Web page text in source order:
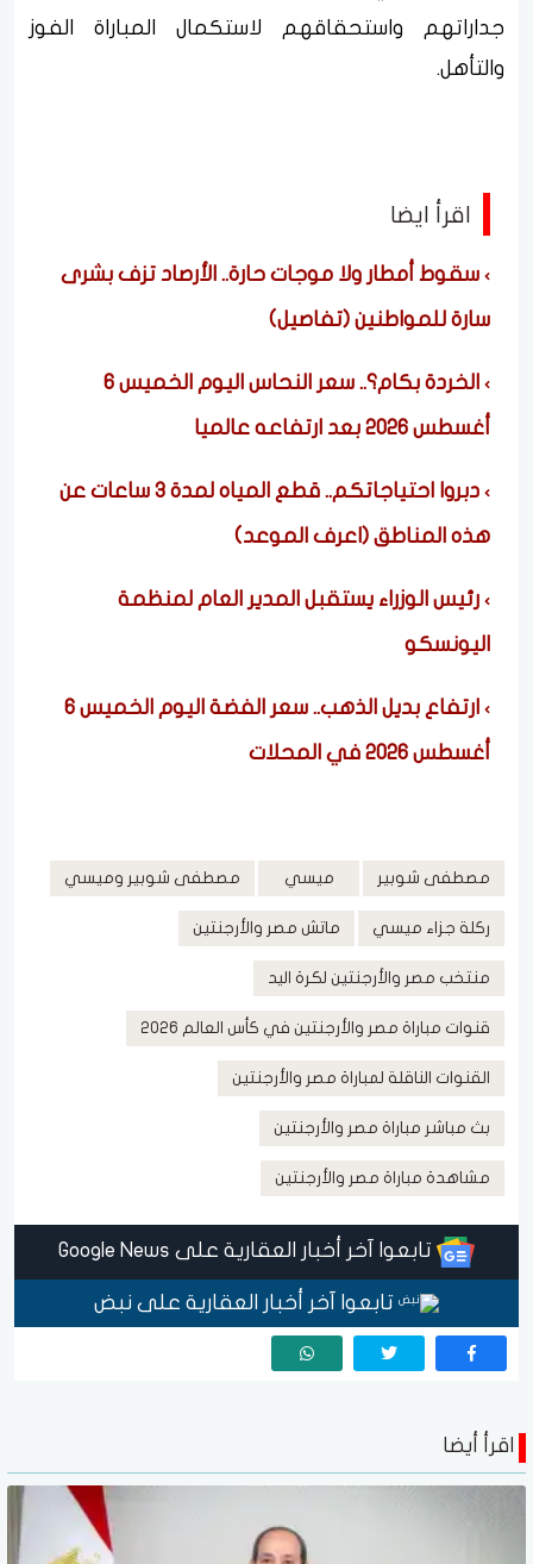
جداراتهم واستحقاقهم لاستكمال المباراة الفوز
والتأهل.
اقرأ ايضا
سقوط أمطار ولا موجات حارة.. الأرصاد تزف بشرى
سارة للمواطنين (تفاصيل)
الخردة بكام؟.. سعر النحاس اليوم الخميس 6
أغسطس 2026 بعد ارتفاعه عالميا
دبروا احتياجاتكم.. قطع المياه لمدة 3 ساعات عن
هذه المناطق (اعرف الموعد)
رئيس الوزراء يستقبل المدير العام لمنظمة
اليونسكو
ارتفاع بديل الذهب.. سعر الفضة اليوم الخميس 6
أغسطس 2026 في المحلات
مصطفى شوبير ميسي مصطفى شوبير وميسي
ركلة جزاء ميسي ماتش مصر والأرجنتين
منتخب مصر والأرجنتين لكرة اليد
قنوات مباراة مصر والأرجنتين في كأس العالم 2026
القنوات الناقلة لمباراة مصر والأرجنتين
بث مباشر مباراة مصر والأرجنتين
مشاهدة مباراة مصر والأرجنتين
تابعوا آخر أخبار العقارية على Google News
تابعوا آخر أخبار العقارية على نبض
اقرأ أيضا